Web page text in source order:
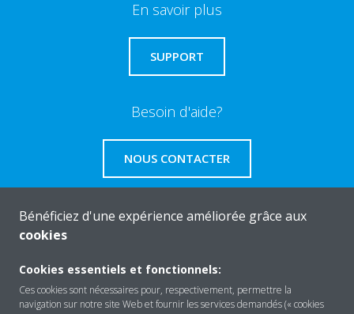
En savoir plus
SUPPORT
Besoin d'aide?
NOUS CONTACTER
Bénéficiez d'une expérience améliorée grâce aux
cookies
Cookies essentiels et fonctionnels:
Ces cookies sont nécessaires pour, respectivement, permettre la
navigation sur notre site Web et fournir les services demandés (« cookies